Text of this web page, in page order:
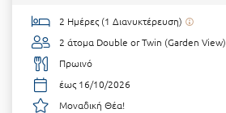
2 Ημέρες (1 Διανυκτέρευση)
2 άτομα Double or Twin (Garden View)
Πρωινό
έως 16/10/2026
Μοναδική Θέα!